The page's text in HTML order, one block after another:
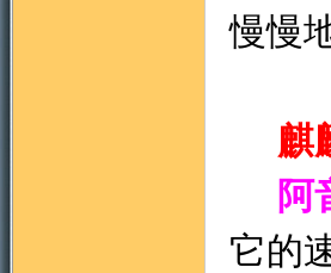
慢慢
麒
阿
它的